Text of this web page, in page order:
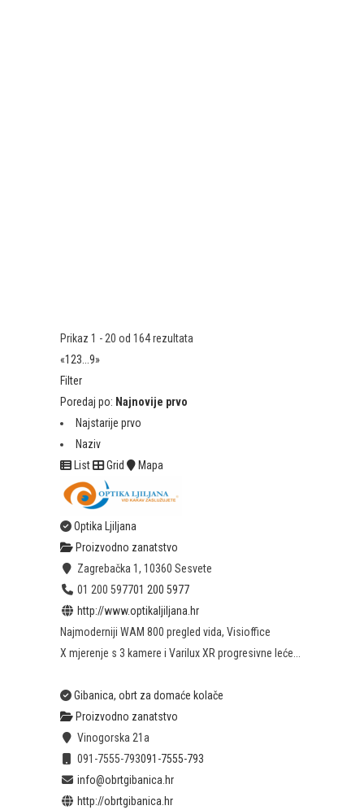
Prikaz 1 - 20 od 164 rezultata
«123...9»
Filter
Poredaj po: Najnovije prvo
Najstarije prvo
Naziv
List
Grid Mapa
Optika Ljiljana
Proizvodno zanatstvo
Zagrebačka 1, 10360 Sesvete
01 200 597701 200 5977
http://www.optikaljiljana.hr
Najmoderniji WAM 800 pregled vida, Visioffice
X mjerenje s 3 kamere i Varilux XR progresivne leće...
Gibanica, obrt za domaće kolače
Proizvodno zanatstvo
Vinogorska 21a
091-7555-793091-7555-793
info@obrtgibanica.hr
http://obrtgibanica.hr